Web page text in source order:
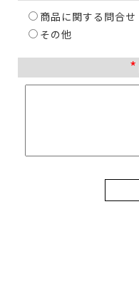
商品に関する問合せ
その他
*